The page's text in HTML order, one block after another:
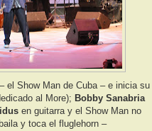
– el Show Man de Cuba – e inicia su
al More); Bobby Sanabria
en guitarra y el Show Man no
y toca el fluglehorn –